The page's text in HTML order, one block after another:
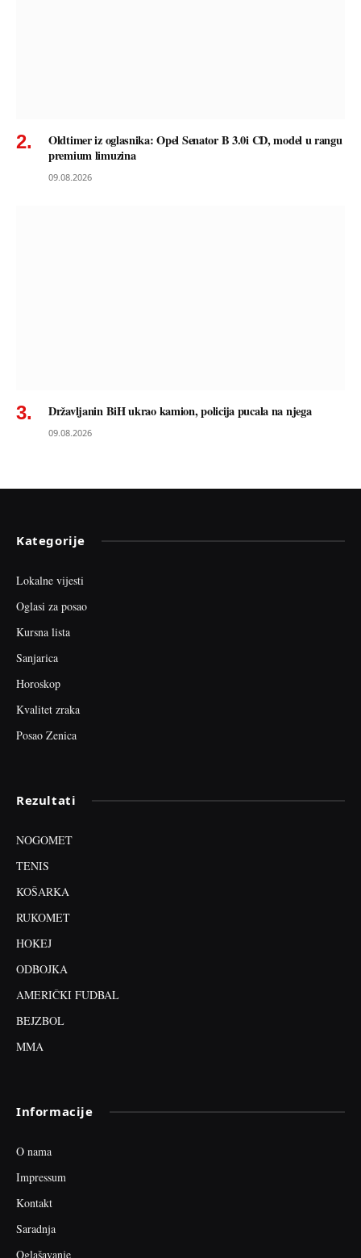
Oldtimer iz oglasnika: Opel Senator B 3.0i CD, model u rangu
premium limuzina
09.08.2026
Državljanin BiH ukrao kamion, policija pucala na njega
09.08.2026
Kategorije
Lokalne vijesti
Oglasi za posao
Kursna lista
Sanjarica
Horoskop
Kvalitet zraka
Posao Zenica
Rezultati
NOGOMET
TENIS
KOŠARKA
RUKOMET
HOKEJ
ODBOJKA
AMERIČKI FUDBAL
BEJZBOL
MMA
Informacije
O nama
Impressum
Kontakt
Saradnja
Oglašavanje